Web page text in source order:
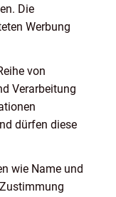
Die
Werbung
von
Verarbeitung
dürfen diese
wie Name und